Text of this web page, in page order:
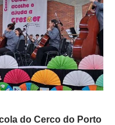
do Cerco do Porto